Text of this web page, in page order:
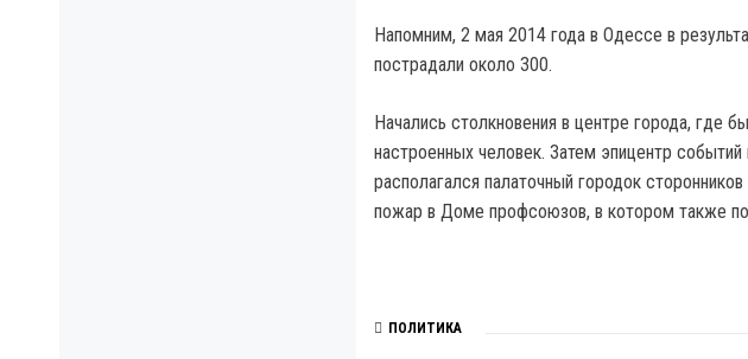
Напомним, 2 мая 2014 года в Одессе в
пострадали около 300.
Начались столкновения в центре города, где
настроенных человек. Затем эпицентр
располагался палаточный городок
пожар в Доме профсоюзов, в котором также
ПОЛИТИКА